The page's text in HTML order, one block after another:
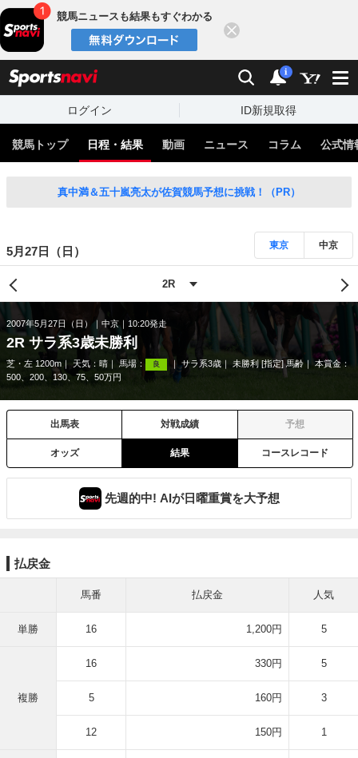
競馬ニュースも結果もすぐわかる
検索 通知
i
ログイン ID新規取得
競馬トップ 日程・結果 動画 ニュース コラム 公式情
真中満＆五十嵐亮太が佐賀競馬予想に挑戦！（PR）
5月27日（日） 東京 中京
2007年5月27日（日） 中京 10:20発走
2R サラ系3歳未勝利
芝・左 1200m 天気： 晴 馬場： 良 サラ系3歳 未勝利 [指定] 馬齢
本賞金：
500、200、130、75、50万円
出馬表 対戦成績 予想
オッズ 結果 コースレコード
先週的中! AIが日曜重賞を大予想
払戻金
馬番 払戻金 人気
単勝 16 1,200円 5
複勝
16 330円 5
5 160円 3
12 150円 1